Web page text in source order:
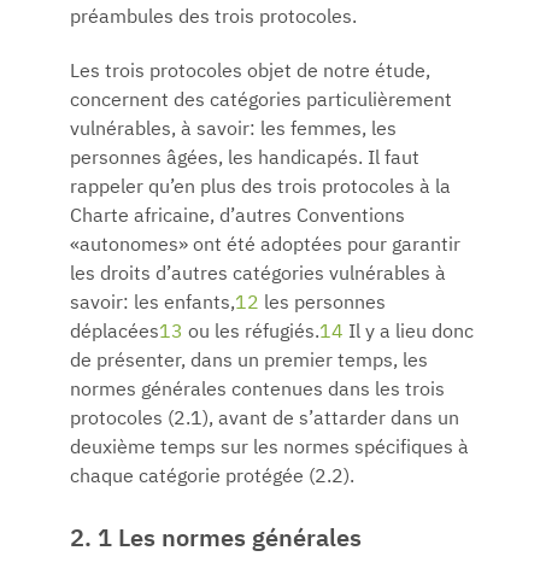
préambules des trois protocoles.
Les trois protocoles objet de notre étude,
concernent des catégories particulièrement
vulnérables, à savoir: les femmes, les
personnes âgées, les handicapés. Il faut
rappeler qu’en plus des trois protocoles à la
Charte africaine, d’autres Conventions
«autonomes» ont été adoptées pour garantir
les droits d’autres catégories vulnérables à
savoir: les enfants,12 les personnes
déplacées13 ou les réfugiés.14 Il y a lieu donc
de présenter, dans un premier temps, les
normes générales contenues dans les trois
protocoles (2.1), avant de s’attarder dans un
deuxième temps sur les normes spécifiques à
chaque catégorie protégée (2.2).
2. 1 Les normes générales